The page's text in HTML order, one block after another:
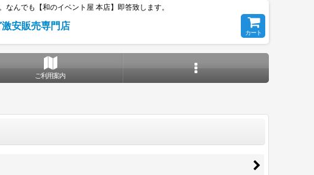
んでも【和のイベント屋 本店】即答致します。
安販売専門店
カート
ご利用案内